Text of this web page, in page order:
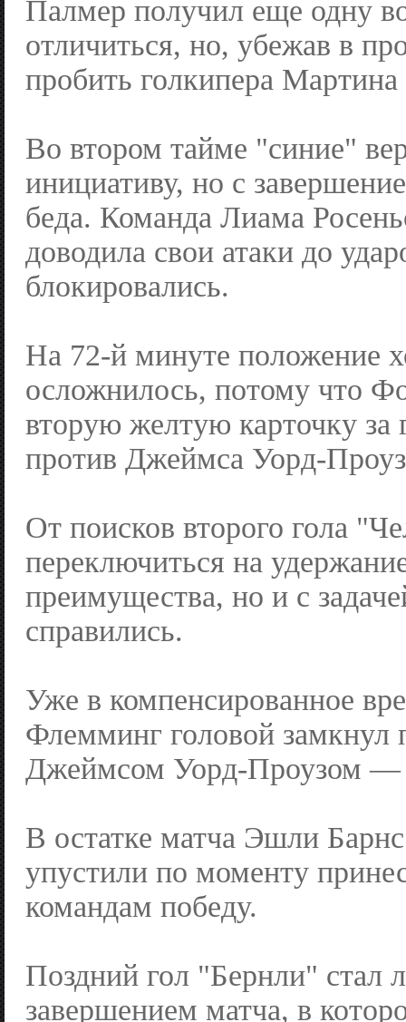
Палмер получил еще одну
отличиться, но, убежав в
пробить голкипера
Во втором тайме "синие"
инициативу, но с
беда. Команда Лиама
доводила свои атаки до
блокировались.
На 72-й минуте положение
осложнилось, потому что
вторую желтую карточку за
против Джеймса Уорд-
От поисков второго гола
переключиться на
преимущества, но и с
справились.
Уже в компенсированное
Флемминг головой замкнул
Джеймсом Уорд-Проузом —
В остатке матча Эшли
упустили по моменту
командам победу.
Поздний гол "Бернли" стал
завершением матча, в